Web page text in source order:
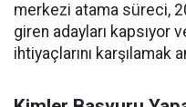
merkezi atama süreci,
giren adayları kapsıyor
ihtiyaçlarını